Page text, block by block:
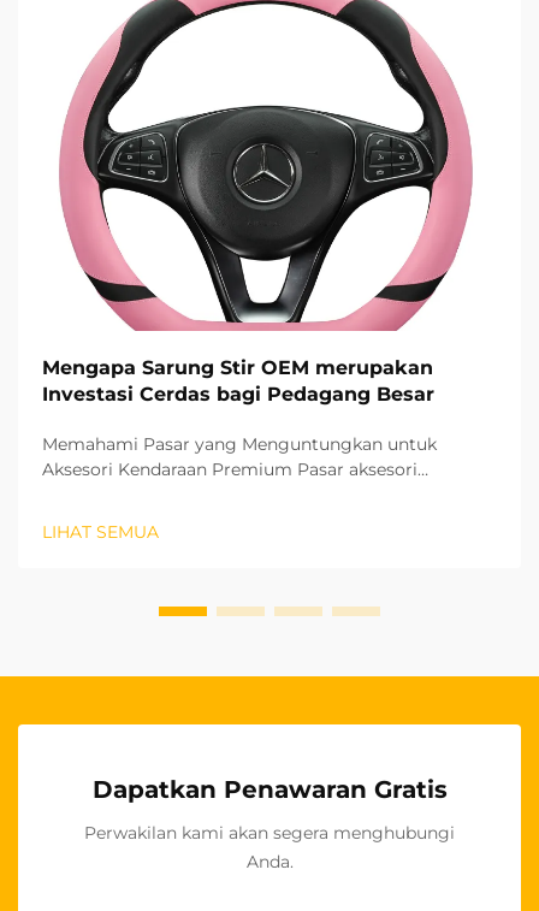
Mengapa Sarung Stir OEM merupakan
Investasi Cerdas bagi Pedagang Besar
Memahami Pasar yang Menguntungkan untuk
Aksesori Kendaraan Premium Pasar aksesori
sangat menguntungkan bagi para grosir. Produk-
LIHAT SEMUA
Dapatkan Penawaran Gratis
Perwakilan kami akan segera menghubungi
Anda.